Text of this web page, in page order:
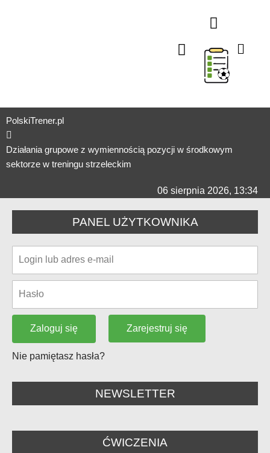
PolskiTrener.pl
Działania grupowe z wymiennością pozycji w środkowym
sektorze w treningu strzeleckim
06 sierpnia 2026, 13:34
PANEL UŻYTKOWNIKA
Zaloguj się
Nie pamiętasz hasła?
Zarejestruj się
NEWSLETTER
ĆWICZENIA